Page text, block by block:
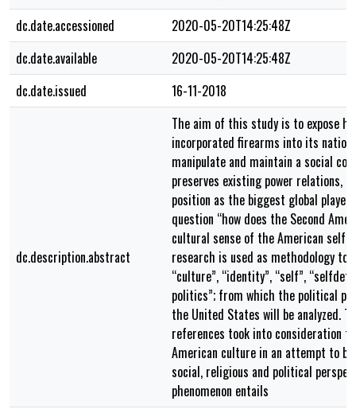
dc.date.accessioned
2020-05-20T14:25:48Z
dc.date.available
2020-05-20T14:25:48Z
dc.date.issued
16-11-2018
dc.description.abstract
The aim of this study is to expose
incorporated firearms into its
manipulate and maintain a social
preserves existing power relations,
position as the biggest global
question “how does the Second
cultural sense of the American
research is used as methodology to
“culture”, “identity”, “self”,
politics”; from which the political
the United States will be analyzed.
references took into consideration
American culture in an attempt to
social, religious and political
phenomenon entails